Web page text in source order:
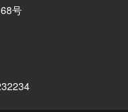
号